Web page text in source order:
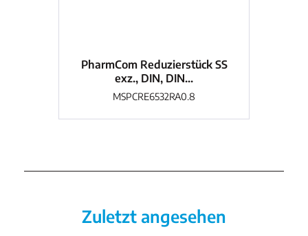
PharmCom Reduzierstück SS
exz., DIN, DIN...
MSPCRE6532RA0.8
Zuletzt angesehen